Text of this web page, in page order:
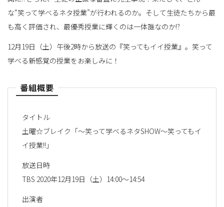
な“笑って学べるネタ授業”が行われるのか。そして生徒たちから最
も高く評価され、最優秀授業に輝くのは一体誰なのか!?
12月19日（土）午後2時から放送の『笑ってもイイ授業』。笑って
学べる新感覚の授業をお楽しみに！
番組概要
タイトル
土曜☆ブレイク「～笑って学べるネタSHOW～笑ってもイ
イ授業!!」
放送日時
TBS 2020年12月19日（土）14:00～14:54
出演者